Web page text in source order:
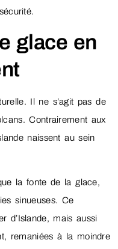
glace en
Il ne s’agit pas de
Contrairement aux
naissent au sein
la fonte de la glace,
sinueuses. Ce
d’Islande, mais aussi
remaniées à la moindre